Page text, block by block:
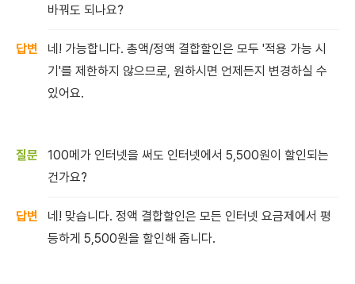
바꿔도 되나요?
네! 가능합니다. 총액/정액 결합할인은 모두 '적용 가능 시
기'를 제한하지 않으므로, 원하시면 언제든지 변경하실 수
있어요.
100메가 인터넷을 써도 인터넷에서 5,500원이 할인되는
건가요?
네! 맞습니다. 정액 결합할인은 모든 인터넷 요금제에서 평
등하게 5,500원을 할인해 줍니다.